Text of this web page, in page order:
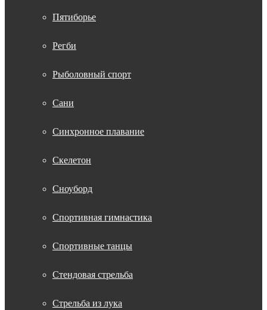
Пятиборье
Регби
Рыболовный спорт
Сани
Синхронное плавание
Скелетон
Сноуборд
Спортивная гимнастика
Спортивные танцы
Стендовая стрельба
Стрельба из лука